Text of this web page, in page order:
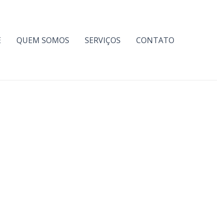
QUEM SOMOS SERVIÇOS CONTATO